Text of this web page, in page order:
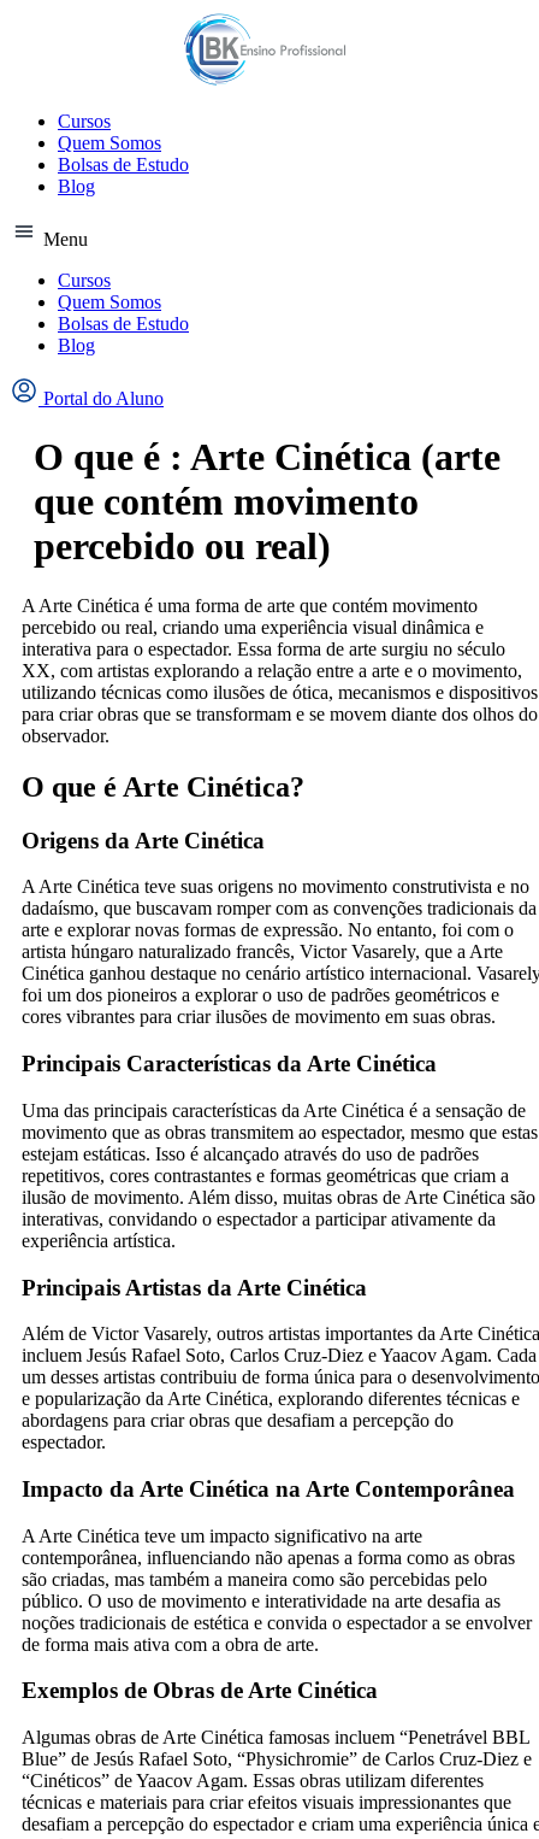
Cursos
Quem Somos
Bolsas de Estudo
Blog
Menu
Cursos
Quem Somos
Bolsas de Estudo
Blog
Portal do Aluno
O que é : Arte Cinética (arte
que contém movimento
percebido ou real)
A Arte Cinética é uma forma de arte que contém movimento
percebido ou real, criando uma experiência visual dinâmica e
interativa para o espectador. Essa forma de arte surgiu no século
XX, com artistas explorando a relação entre a arte e o movimento,
utilizando técnicas como ilusões de ótica, mecanismos e dispositivos
para criar obras que se transformam e se movem diante dos olhos do
observador.
O que é Arte Cinética?
Origens da Arte Cinética
A Arte Cinética teve suas origens no movimento construtivista e no
dadaísmo, que buscavam romper com as convenções tradicionais da
arte e explorar novas formas de expressão. No entanto, foi com o
artista húngaro naturalizado francês, Victor Vasarely, que a Arte
Cinética ganhou destaque no cenário artístico internacional.
foi um dos pioneiros a explorar o uso de padrões geométricos e
cores vibrantes para criar ilusões de movimento em suas obras.
Principais Características da Arte Cinética
Uma das principais características da Arte Cinética é a sensação de
movimento que as obras transmitem ao espectador, mesmo que estas
estejam estáticas. Isso é alcançado através do uso de padrões
repetitivos, cores contrastantes e formas geométricas que criam a
ilusão de movimento. Além disso, muitas obras de Arte Cinética são
interativas, convidando o espectador a participar ativamente da
experiência artística.
Principais Artistas da Arte Cinética
Além de Victor Vasarely, outros artistas importantes da Arte Cinética
incluem Jesús Rafael Soto, Carlos Cruz-Diez e Yaacov Agam. Cada
um desses artistas contribuiu de forma única para o desenvolvimento
e popularização da Arte Cinética, explorando diferentes técnicas e
abordagens para criar obras que desafiam a percepção do
espectador.
Impacto da Arte Cinética na Arte Contemporânea
A Arte Cinética teve um impacto significativo na arte
contemporânea, influenciando não apenas a forma como as obras
são criadas, mas também a maneira como são percebidas pelo
público. O uso de movimento e interatividade na arte desafia as
noções tradicionais de estética e convida o espectador a se envolver
de forma mais ativa com a obra de arte.
Exemplos de Obras de Arte Cinética
Algumas obras de Arte Cinética famosas incluem “Penetrável BBL
Blue” de Jesús Rafael Soto, “Physichromie” de Carlos Cruz-Diez e
“Cinéticos” de Yaacov Agam. Essas obras utilizam diferentes
técnicas e materiais para criar efeitos visuais impressionantes que
desafiam a percepção do espectador e criam uma experiência única